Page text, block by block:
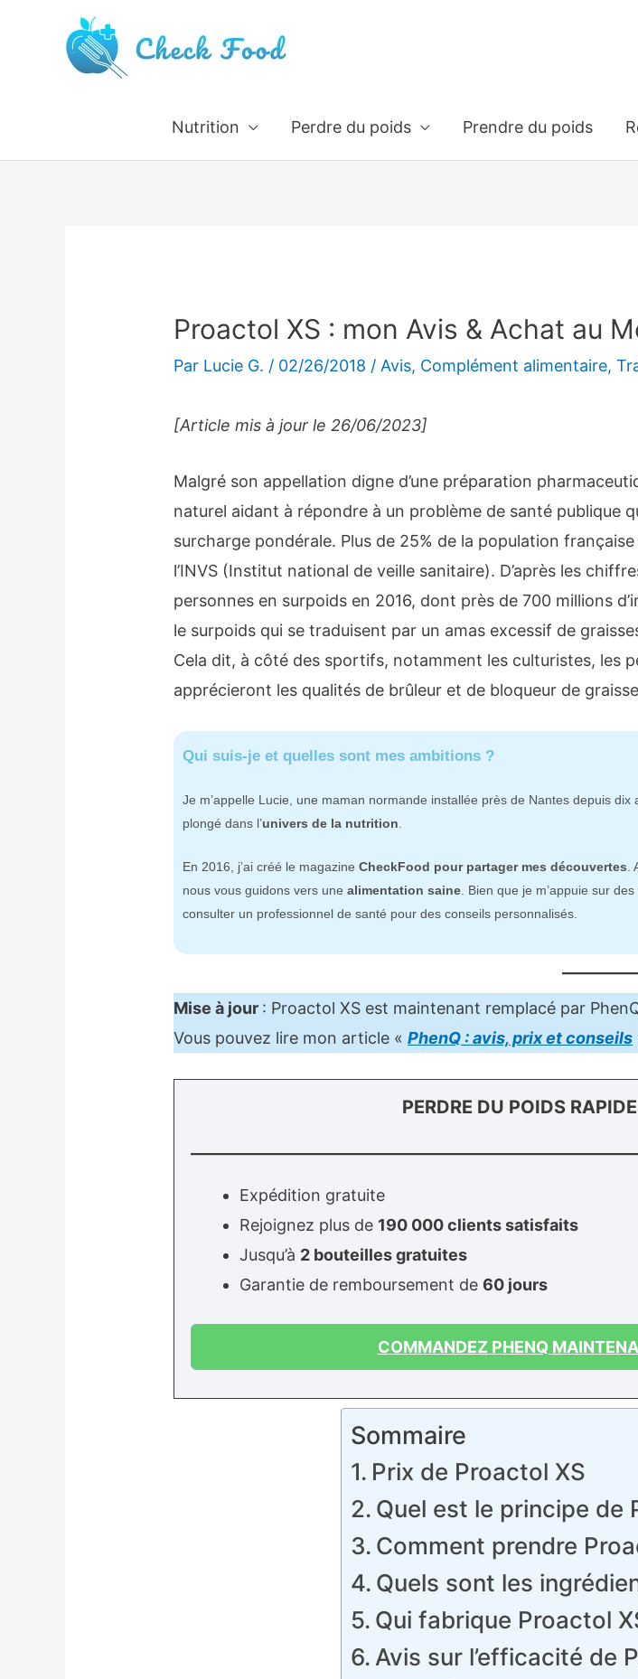
Nutrition Perdre du poids Prendre du poids
Proactol XS : mon Avis & Achat au
Par Lucie G. / 02/26/2018 / Avis, Complément alimentaire,
[Article mis à jour le 26/06/2023]
Malgré son appellation digne d’une préparation
naturel aidant à répondre à un problème de santé publique
surcharge pondérale. Plus de 25% de la population
l’INVS (Institut national de veille sanitaire). D’après les
personnes en surpoids en 2016, dont près de 700 millions
le surpoids qui se traduisent par un amas excessif de
Cela dit, à côté des sportifs, notamment les culturistes, les
apprécieront les qualités de brûleur et de bloqueur de
Qui suis-je et quelles sont mes ambitions ?
Je m’appelle Lucie, une maman normande installée près de Nantes depuis
plongé dans l’univers de la nutrition
En 2016, j’ai créé le magazineCheckFood pour partager mes découvertes
nous vous guidons vers unealimentation saine . Bien que je m’appuie sur
consulter un professionnel de santé pour des conseils personnalisés.
Mise à jour : Proactol XS est maintenant remplacé par
Vous pouvez lire mon article «PhenQ : avis, prix et conseils
PERDRE DU POIDS
Expédition gratuite
Rejoignez plus de 190 000 clients satisfaits
Jusqu’à 2 bouteilles gratuites
Garantie de remboursement de 60 jours
COMMANDEZ PHENQ
Sommaire
Prix de Proactol XS
Quel est le principe de
Comment prendre
Quels sont les
Qui fabrique Proactol
Avis sur l’efficacité de